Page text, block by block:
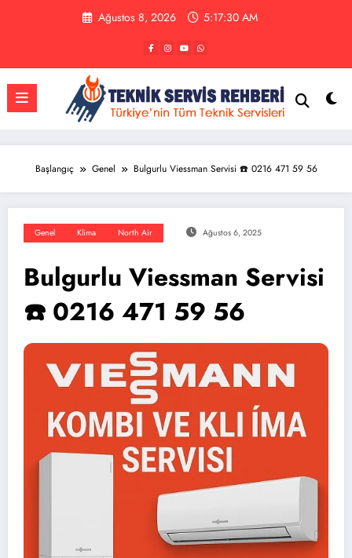
Ağustos 8, 2026 5:17:30 AM
Başlangıç Genel Bulgurlu Viessman Servisi ☎️ 0216 471 59 56
Genel Klima North Air Ağustos 6, 2025
Bulgurlu Viessman Servisi
☎️ 0216 471 59 56